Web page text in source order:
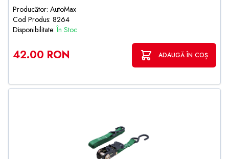
Producător: AutoMax
Cod Produs: 8264
Disponibilitate:În Stoc
42.00 RON ADAUGĂ ÎN COȘ